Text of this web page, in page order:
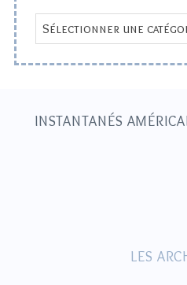
a
r
h
INSTANTANÉS
LES